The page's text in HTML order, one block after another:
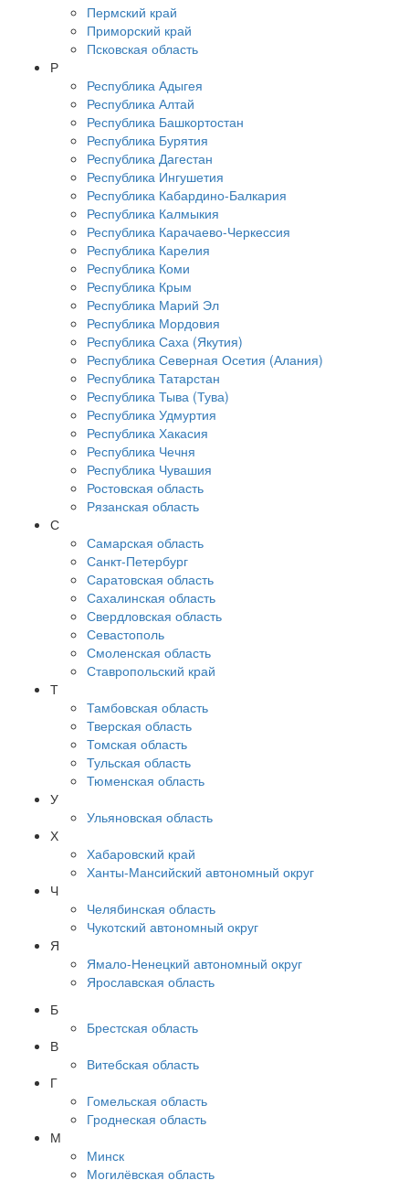
Пермский край
Приморский край
Псковская область
Р
Республика Адыгея
Республика Алтай
Республика Башкортостан
Республика Бурятия
Республика Дагестан
Республика Ингушетия
Республика Кабардино-Балкария
Республика Калмыкия
Республика Карачаево-Черкессия
Республика Карелия
Республика Коми
Республика Крым
Республика Марий Эл
Республика Мордовия
Республика Саха (Якутия)
Республика Северная Осетия (Алания)
Республика Татарстан
Республика Тыва (Тува)
Республика Удмуртия
Республика Хакасия
Республика Чечня
Республика Чувашия
Ростовская область
Рязанская область
С
Самарская область
Санкт-Петербург
Саратовская область
Сахалинская область
Свердловская область
Севастополь
Смоленская область
Ставропольский край
Т
Тамбовская область
Тверская область
Томская область
Тульская область
Тюменская область
У
Ульяновская область
Х
Хабаровский край
Ханты-Мансийский автономный округ
Ч
Челябинская область
Чукотский автономный округ
Я
Ямало-Ненецкий автономный округ
Ярославская область
Б
Брестская область
В
Витебская область
Г
Гомельская область
Гроднеская область
М
Минск
Могилёвская область